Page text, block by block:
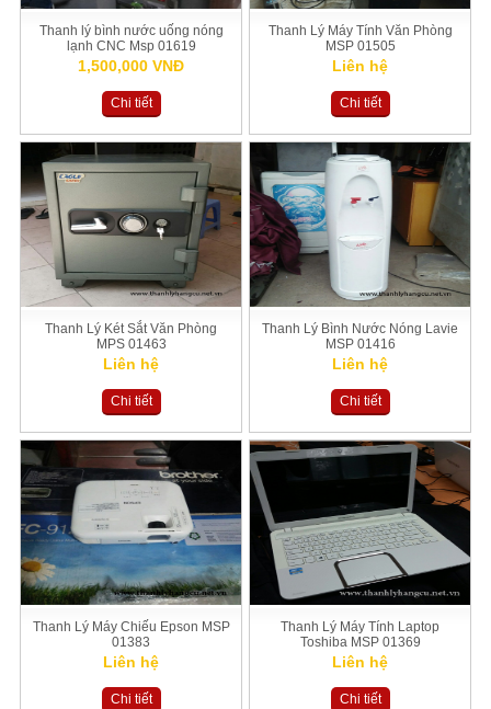
Thanh lý bình nước uống nóng
lạnh CNC Msp 01619
1,500,000 VNĐ
Chi tiết
Thanh Lý Máy Tính Văn Phòng
MSP 01505
Liên hệ
Chi tiết
Thanh Lý Két Sắt Văn Phòng
MPS 01463
Liên hệ
Chi tiết
Thanh Lý Bình Nước Nóng Lavie
MSP 01416
Liên hệ
Chi tiết
Thanh Lý Máy Chiếu Epson MSP
01383
Liên hệ
Chi tiết
Thanh Lý Máy Tính Laptop
Toshiba MSP 01369
Liên hệ
Chi tiết